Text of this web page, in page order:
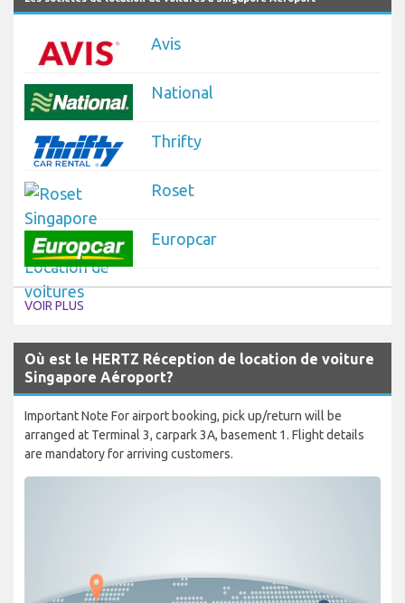
Avis
National
Thrifty
Roset
Europcar
VOIR PLUS
Où est le HERTZ Réception de location de voiture
Singapore Aéroport?
Important Note For airport booking, pick up/return will be
arranged at Terminal 3, carpark 3A, basement 1. Flight details
are mandatory for arriving customers.